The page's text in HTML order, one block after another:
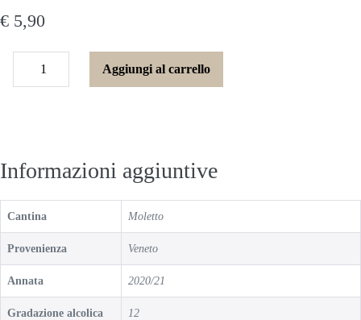
€ 5,90
Diminuisci
Grigio
Aggiungi al carrello
Informazioni aggiuntive
Cantina Moletto
Provenienza Veneto
Annata 2020/21
Gradazione alcolica 12